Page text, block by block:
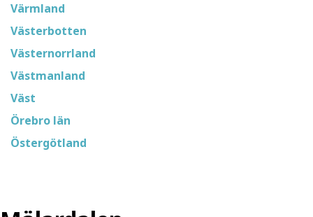
Värmland
Västerbotten
Västernorrland
Västmanland
Väst
Örebro län
Östergötland